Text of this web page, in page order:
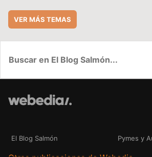
VER MÁS TEMAS
El Blog Salmón Pymes y